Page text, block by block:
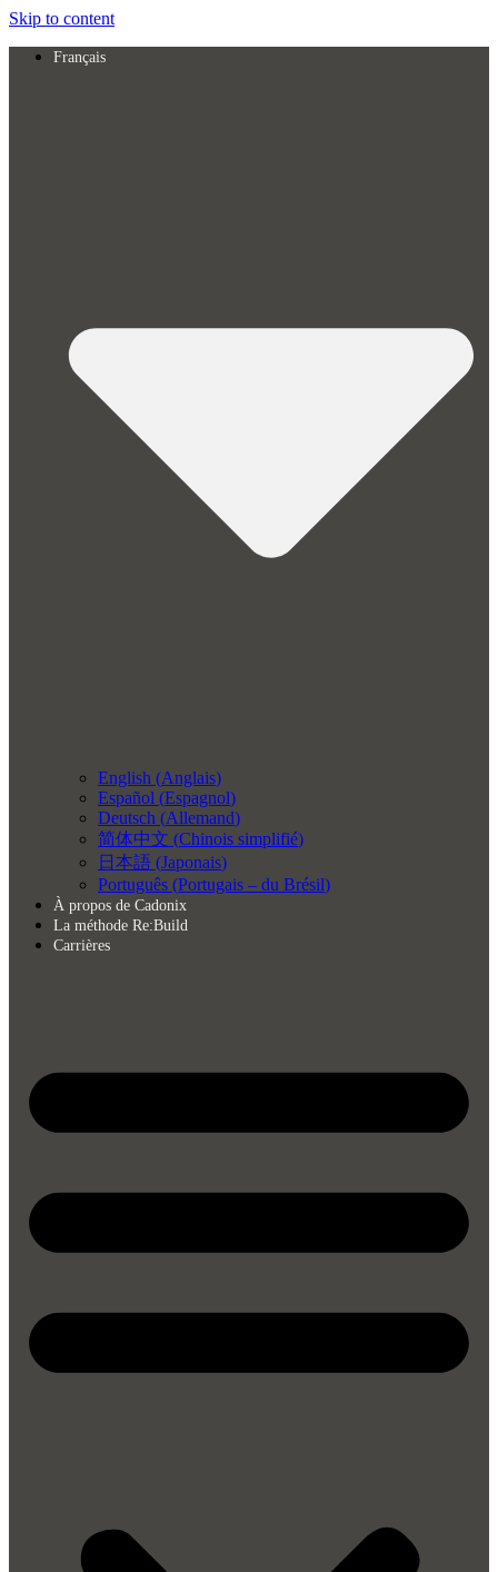
Skip to content
Français
English (Anglais)
Español (Espagnol)
Deutsch (Allemand)
简体中文 (Chinois simplifié)
日本語 (Japonais)
Português (Portugais – du Brésil)
À propos de Cadonix
La méthode Re:Build
Carrières